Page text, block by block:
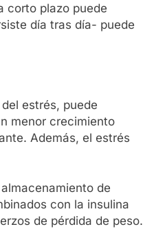
corto plazo puede
día tras día- puede
estrés, puede
menor crecimiento
Además, el estrés
de
con la insulina
de pérdida de peso.